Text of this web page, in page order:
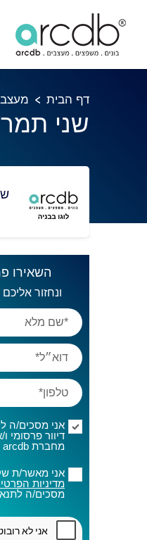
דף הבית
שני תמר
השאירו
ונחזור
אני מסכים/ה
דיוור פרסומי
מחברת arcdb
אני מאשר/ת
מדיניות
מסכים/ה